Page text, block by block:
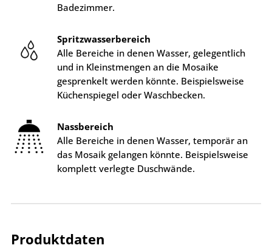
Badezimmer.
Spritzwasserbereich
Alle Bereiche in denen Wasser, gelegentlich
und in Kleinstmengen an die Mosaike
gesprenkelt werden könnte. Beispielsweise
Küchenspiegel oder Waschbecken.
Nassbereich
Alle Bereiche in denen Wasser, temporär an
das Mosaik gelangen könnte. Beispielsweise
komplett verlegte Duschwände.
Produktdaten